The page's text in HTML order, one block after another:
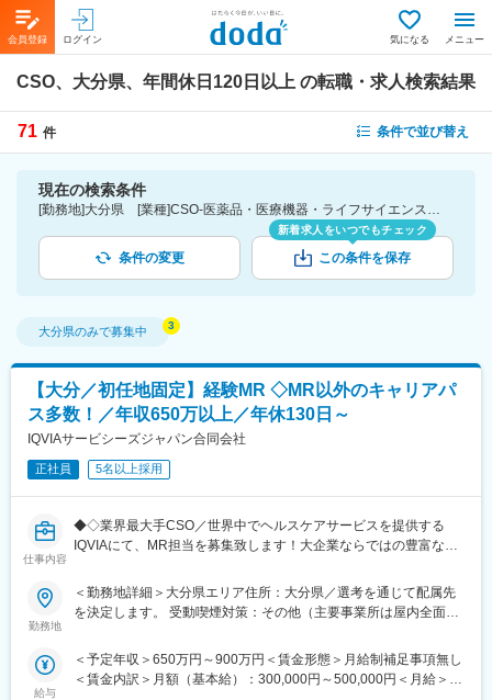
会員登録 ログイン 気になる メニュー
CSO、大分県、年間休日120日以上 の転職・求人検索結果
71 件 条件で並び替え
現在の検索条件
[勤務地]大分県 [業種]CSO-医薬品・医療機器・ライフサイエンス・医療系サービス [こだわり条件ピックアップ]年間休日120日以上 [詳細条件](休日・働き方)年間休日120日以上
条件の変更
新着求人をいつでもチェック
この条件を保存
大分県のみで募集中
【大分／初任地固定】経験MR ◇MR以外のキャリアパ
ス多数！／年収650万以上／年休130日～
IQVIAサービシーズジャパン合同会社
正社員 5名以上採用
仕事内容
◆◇業界最大手CSO／世界中でヘルスケアサービスを提供する
IQVIAにて、MR担当を募集致します！大企業ならではの豊富なキ
【具体的な業務詳細】
いただきます。
・担当エリアの訪問医療施設のターゲティング、担当医療施設へ
勤務地
＜勤務地詳細＞大分県エリア住所：大分県／選考を通じて配属先
を決定します。 受動喫煙対策：その他（主要事業所は屋内全面禁
給与
＜予定年収＞650万円～900万円＜賃金形態＞月給制補足事項無し
＜賃金内訳＞月額（基本給）：300,000円～500,000円＜月給＞